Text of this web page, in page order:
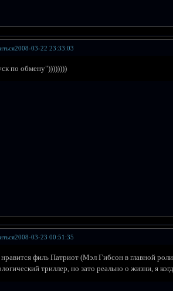
2008-03-22 23:33:03
по обмену"))))))))
2008-03-23 00:51:35
нравится филь Патриот (Мэл Гибсон в главной
триллер, но зато реально о жизни, я